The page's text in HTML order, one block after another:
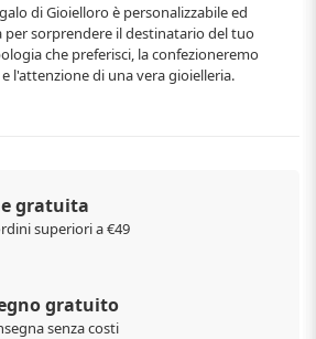
di Gioielloro è personalizzabile ed
per sorprendere il destinatario del tuo
che preferisci, la confezioneremo
l'attenzione di una vera gioielleria.
gratuita
superiori a €49
gratuito
senza costi